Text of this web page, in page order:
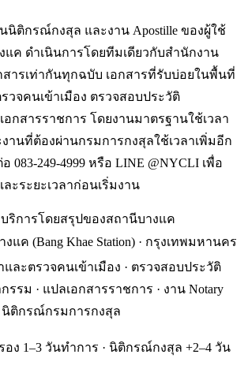
นิติกรณ์กงสุล และงาน Apostille ของผู้ใช้
แค ดำเนินการโดยทีมเดียวกับสำนักงาน
ารเท่ากันทุกฉบับ เอกสารที่รับบ่อยในพื้นที่
วจคนเข้าเมือง ตรวจสอบประวัติ
กสารราชการ โดยงานมาตรฐานใช้เวลา
านที่ต้องผ่านกรมการกงสุลใช้เวลาเพิ่มอีก
083-249-4999 หรือ LINE @NYCLI เพื่อ
ะระยะเวลาก่อนเริ่มงาน
ริการโดยสรุปของสถานีบางแค
งแค (Bang Khae Station) · กรุงเทพมหานคร
และตรวจคนเข้าเมือง · ตรวจสอบประวัติ
รรม · แปลเอกสารราชการ · งาน Notary
นิติกรณ์กรมการกงสุล
อง 1–3 วันทำการ · นิติกรณ์กงสุล +2–4 วัน